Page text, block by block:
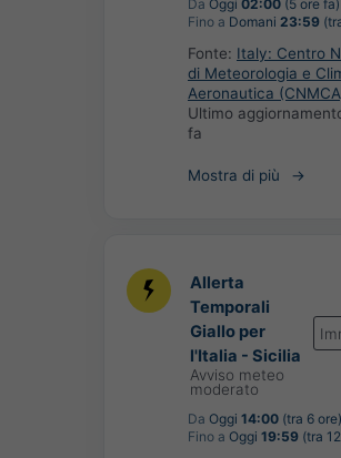
Da Oggi 02:00 (5 ore fa)
Fino a Domani 23:59
Fonte: Italy: Centro
di Meteorologia e
Aeronautica
Ultimo
fa
Mostra di più
Allerta
Temporali
Giallo per
l'Italia - Sicilia
Avviso meteo
moderato
Da Oggi 14:00 (tra 6 ore)
Fino a Oggi 19:59 (tra